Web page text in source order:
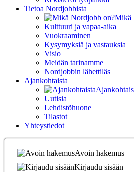
Tietoa Nordjobbista
Mikä
Kulttuuri ja vapaa-aika
Vuokraaminen
Kysymyksiä ja vastauksia
Visio
Meidän tarinamme
Nordjobbin lähettiläs
Ajankohtaista
Uutisia
Lehdistöhuone
Tilastot
Yhteystiedot
Avoin hakemus
Kirjaudu sisään